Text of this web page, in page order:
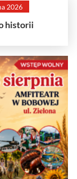
2026
historii